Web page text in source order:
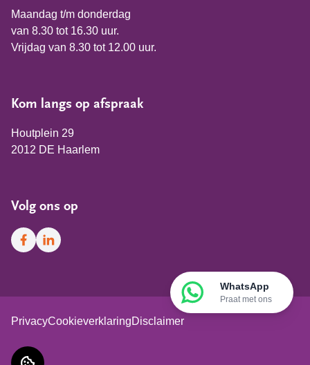
Maandag t/m donderdag
van 8.30 tot 16.30 uur.
Vrijdag van 8.30 tot 12.00 uur.
Kom langs op afspraak
Houtplein 29
2012 DE Haarlem
Volg ons op
Facebook
LinkedIn
PrivacyCookieverklaringDisclaimer
WhatsApp
Praat met ons